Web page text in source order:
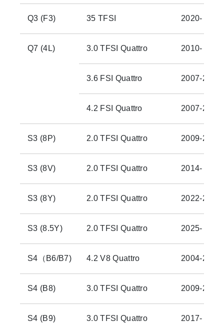
Q3 (F3) 35 TFSI 2020-
Q7 (4L) 3.0 TFSI Quattro 2010-
3.6 FSI Quattro 2007-2010
4.2 FSI Quattro 2007-2010
S3 (8P) 2.0 TFSI Quattro 2009-2013
S3 (8V) 2.0 TFSI Quattro 2014-
S3 (8Y) 2.0 TFSI Quattro 2022-2024
S3 (8.5Y) 2.0 TFSI Quattro 2025-
S4（B6/B7) 4.2 V8 Quattro 2004-2009
S4 (B8) 3.0 TFSI Quattro 2009-2012
S4 (B9) 3.0 TFSI Quattro 2017-